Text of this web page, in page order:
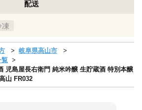
配送
凍
岐阜県高山市
覧
児島屋長右衛門 純米吟醸 生貯蔵酒 特別本醸
山 FR032